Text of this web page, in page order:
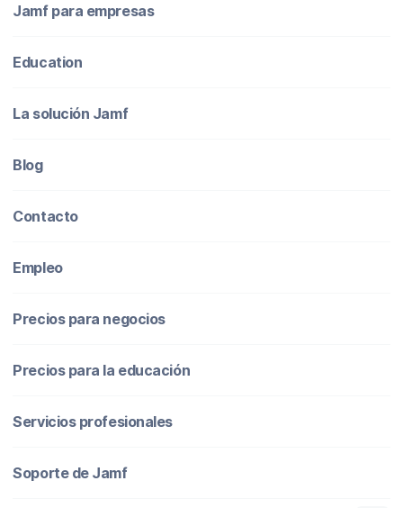
Jamf para empresas
Education
La solución Jamf
Blog
Contacto
Empleo
Precios para negocios
Precios para la educación
Servicios profesionales
Soporte de Jamf